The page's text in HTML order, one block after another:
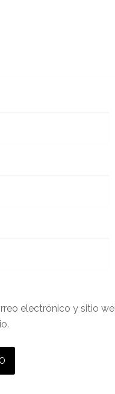
electrónico y sitio